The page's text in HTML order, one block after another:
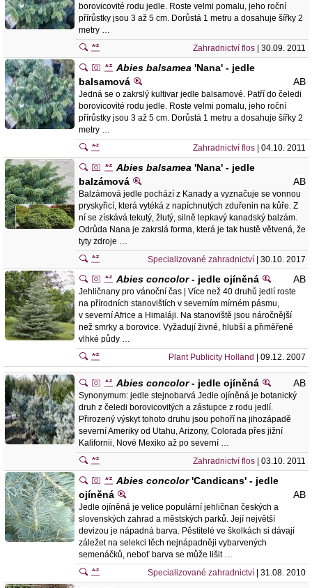
borovicovité rodu jedle. Roste velmi pomalu, jeho roční
přírůstky jsou 3 až 5 cm. Dorůstá 1 metru a dosahuje šířky 2
metry …
Zahradnictví flos | 30.09. 2011
Abies balsamea 'Nana' - jedle
balsamová
AB
Jedná se o zakrslý kultivar jedle balsamové. Patří do čeledi
borovicovité rodu jedle. Roste velmi pomalu, jeho roční
přírůstky jsou 3 až 5 cm. Dorůstá 1 metru a dosahuje šířky 2
metry …
Zahradnictví flos | 04.10. 2011
Abies balsamea 'Nana' - jedle
balzámová
AB
Balzámová jedle pochází z Kanady a vyznačuje se vonnou
pryskyřicí, která vytéká z napíchnutých zduřenin na kůře. Z
ní se získává tekutý, žlutý, silně lepkavý kanadský balzám.
Odrůda Nana je zakrslá forma, která je tak hustě větvená, že
tyty zdroje …
Specializované zahradnictví | 30.10. 2017
Abies concolor- jedle ojíněná AB
Jehličnany pro vánoční čas | Více než 40 druhů jedlí roste
na přírodních stanovištích v severním mírném pásmu,
v severní Africe a Himaláji. Na stanoviště jsou náročnější
než smrky a borovice. Vyžadují živné, hlubší a přiměřeně
vlhké půdy …
Plant Publicity Holland
| 09.12. 2007
Abies concolor- jedle ojíněná AB
Synonymum: jedle stejnobarvá Jedle ojíněná je botanický
druh z čeledi borovicovitých a zástupce z rodu jedlí.
Přirozený výskyt tohoto druhu jsou pohoří na jihozápadě
severní Ameriky od Utahu, Arizony, Colorada přes jižní
Kalifornii, Nové Mexiko až po severní …
Zahradnictví flos | 03.10. 2011
Abies concolor'Candicans' - jedle
ojíněná
AB
Jedle ojíněná je velice populární jehličnan českých a
slovenských zahrad a městských parků. Její největší
devizou je nápadná barva. Pěstitelé ve školkách si dávají
záležet na selekci těch nejnápadněji vybarvených
semenáčků, neboť barva se může lišit …
Specializované zahradnictví | 31.08. 2010